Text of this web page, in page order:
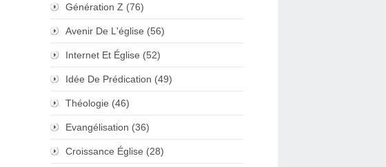
Génération Z (76)
Avenir De L'église (56)
Internet Et Église (52)
Idée De Prédication (49)
Théologie (46)
Evangélisation (36)
Croissance Église (28)